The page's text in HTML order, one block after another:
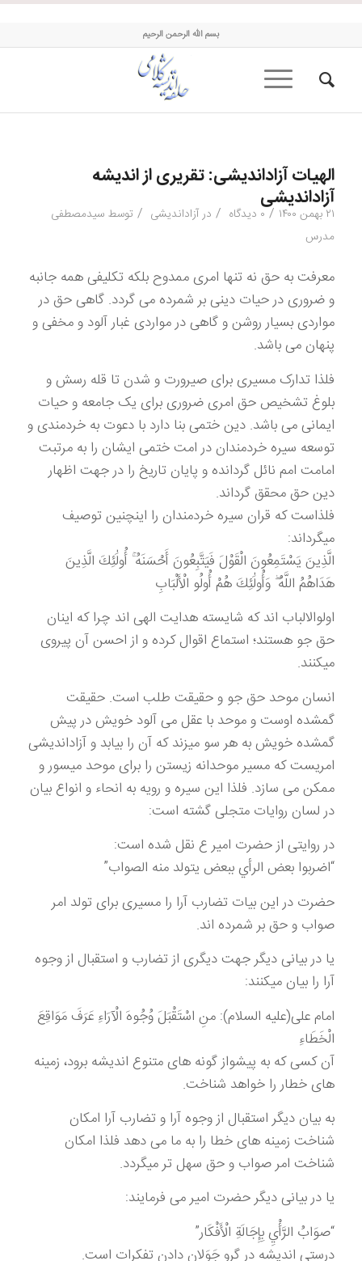
حلقه اندیشه کلامی
بسم الله الرحمن الرحیم
الهیات آزاداندیشی: تقریری از اندیشه
آزاداندیشی
۲۱ بهمن ۱۴۰۰ / ۰ دیدگاه / در آزاداندیشی / توسط سیدمصطفی
مدرس
معرفت به حق نه تنها امری ممدوح بلکه تکلیفی همه جانبه
و ضروری در حیات دینی بر شمرده می گردد. گاهی حق در
مواردی بسیار روشن و گاهی در مواردی غبار آلود و مخفی و
پنهان می باشد.
فلذا تدارک مسیری برای صیرورت و شدن تا قله رسش و
بلوغ تشخیص حق امری ضروری برای یک جامعه و حیات
ایمانی می باشد. دین ختمی بنا دارد با دعوت به خردمندی و
توسعه سیره خردمندان در امت ختمی ایشان را به مرتبت
امامت امم نائل گردانده و پایان تاریخ را در جهت اظهار
دین حق محقق گرداند.
فلذاست که قران سیره خردمندان را اینچنین توصیف
میگرداند:
الَّذِينَ يَسْتَمِعُونَ الْقَوْلَ فَيَتَّبِعُونَ أَحْسَنَهُ ۚ أُولَٰئِكَ الَّذِينَ
هَدَاهُمُ اللَّهُ ۖ وَأُولَٰئِكَ هُمْ أُولُو الْأَلْبَابِ
اولوالالباب اند که شایسته هدایت الهی اند چرا که اینان
حق جو هستند؛ استماع اقوال کرده و از احسن آن پیروی
میکنند.
انسان موحد حق جو و حقیقت طلب است. حقیقت
گمشده اوست و موحد با عقل می آلود خویش در پیش
گمشده خویش به هر سو میزند که آن را بیابد و آزاداندیشی
امریست که مسیر موحدانه زیستن را برای موحد میسور و
ممکن می سازد. فلذا این سیره و رویه به انحاء و انواع بیان
در لسان روایات متجلی گشته است:
در روایتی از حضرت امیر ع نقل شده است:
“اضربوا بعض الرأي ببعض يتولد منه الصواب”
حضرت در این بیات تضارب آرا را مسیری برای تولد امر
صواب و حق بر شمرده اند.
یا در بیانی دیگر جهت دیگری از تضارب و استقبال از وجوه
آرا را بیان میکنند:
امام علی(علیه السلام): منِ اسْتَقْبَلَ وُجُوهَ الْآرَاءِ عَرَفَ مَوَاقِعَ
الْخَطَاءِ
آن کسی که به پیشواز گونه های متنوع اندیشه برود، زمینه
های خطار را خواهد شناخت.
به بیان دیگر استقبال از وجوه آرا و تضارب آرا امکان
شناخت زمینه های خطا را به ما می دهد فلذا امکان
شناخت امر صواب و حق سهل تر میگردد.
یا در بیانی دیگر حضرت امیر می فرمایند:
“صوَابُ‏ الرَّأْيِ بِإِجَالَةِ الْأَفْكَار”
درستی اندیشه در گرو جَوَلان دادن تفکرات است.